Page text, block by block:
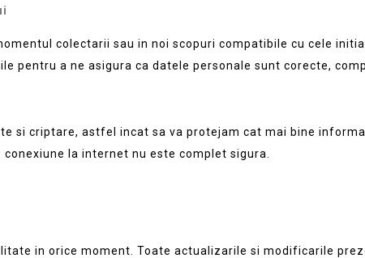
colectarii sau in noi scopuri compatibile cu cele
pentru a ne asigura ca datele personale sunt corecte,
si criptare, astfel incat sa va protejam cat mai bine
la internet nu este complet sigura.
in orice moment. Toate actualizarile si modificarile